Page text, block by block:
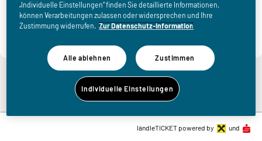
Zurück zur Eventliste
ländleTICKET powered by und
„Individuelle Einstellungen“ finden Sie detaillierte Informationen,
können Verarbeitungen zulassen oder widersprechen und Ihre
Zustimmung widerrufen. Zur Datenschutz-Information
Alle ablehnen Zustimmen
Individuelle Einstellungen